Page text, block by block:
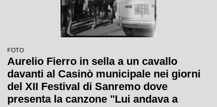
FOTO
Aurelio Fierro in sella a un cavallo
davanti al Casinò municipale nei giorni
del XII Festival di Sanremo dove
presenta la canzone "Lui andava a